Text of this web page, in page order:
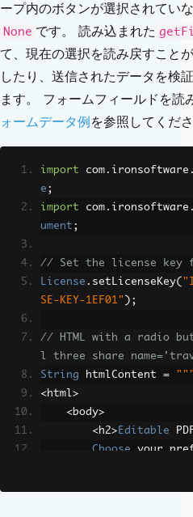
ープ内のボタンが選択されてい
None です。 読み込まれた
て、現在の選択を読み戻すこと
したり、送信されたデータを検
ます。 フォームフィールドを読
ォームデータ例 を参照してくださ
import com . ironsoftware .
e ;
import com . ironsoftware .
ument ;
// Set the license key
License . setLicenseKey(
SE-KEY-1EF01" );
// HTML with a radio
l three share
String htmlContent =
"""
<html>
<body>
<h2> Editable
Choose your